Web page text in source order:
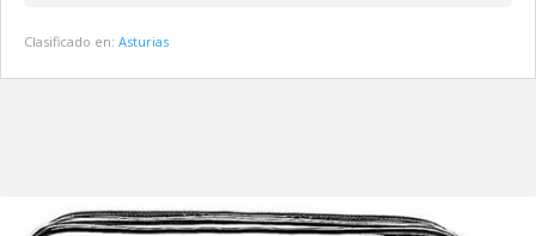
Clasificado en: Asturias